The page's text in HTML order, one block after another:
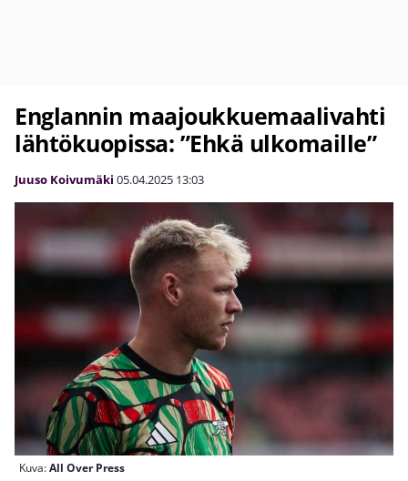
Englannin maajoukkuemaalivahti
lähtökuopissa: ”Ehkä ulkomaille”
Juuso Koivumäki 05.04.2025 13:03
Kuva:All Over Press